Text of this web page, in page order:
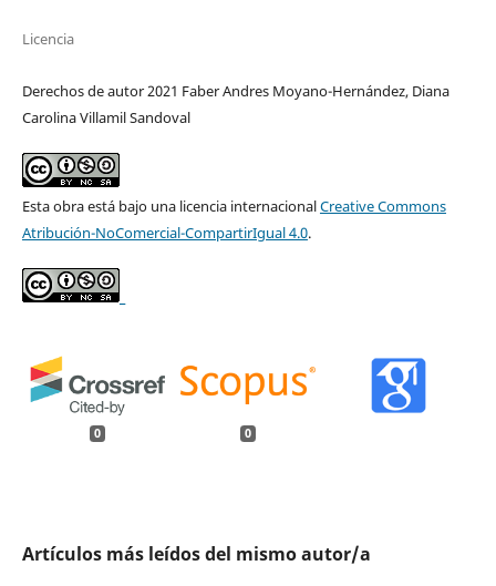
Licencia
Derechos de autor 2021 Faber Andres Moyano-Hernández, Diana
Carolina Villamil Sandoval
Esta obra está bajo una licencia internacionalCreative Commons
Atribución-NoComercial-CompartirIgual 4.0.
_
0 0
Artículos más leídos del mismo autor/a